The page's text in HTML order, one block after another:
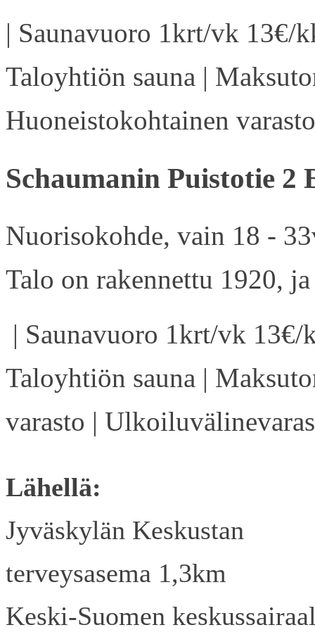
| Saunavuoro 1krt/vk 13€/
Taloyhtiön sauna |
Huoneistokohtainen
Schaumanin Puistotie 2
Nuorisokohde, vain 18 -
Talo on rakennettu 1920,
| Saunavuoro 1krt/vk
Taloyhtiön sauna |
varasto |
Lähellä:
Jyväskylän Keskustan
terveysasema 1,3km
Keski-Suomen